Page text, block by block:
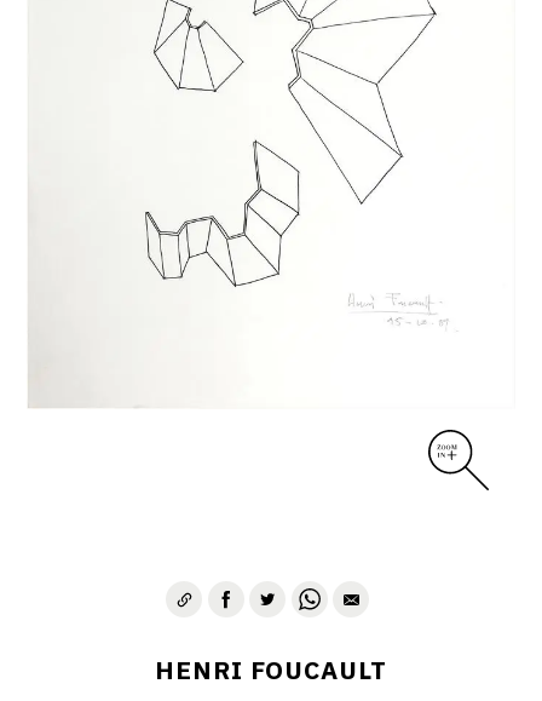
01_SCULPTURE
02_PHOTOGRAPHIQUE
03_COLLAGES
04_DESSINS
05_MONOTYPE
06_ARCHIVES
CONTACT
HENRI FOUCAULT